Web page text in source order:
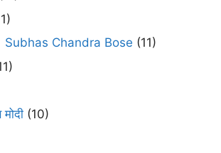
| Subhas Chandra Bose (11)
(10)